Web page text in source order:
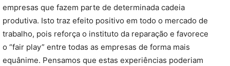
empresas que fazem parte de determinada cadeia
produtiva. Isto traz efeito positivo em todo o mercado de
trabalho, pois reforça o instituto da reparação e favorece
o “fair play” entre todas as empresas de forma mais
equânime. Pensamos que estas experiências poderiam